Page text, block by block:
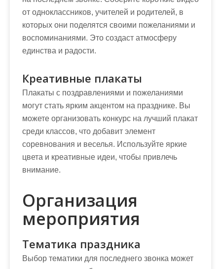
от одноклассников, учителей и родителей, в
которых они поделятся своими пожеланиями и
воспоминаниями. Это создаст атмосферу
единства и радости.
Креативные плакаты
Плакаты с поздравлениями и пожеланиями
могут стать ярким акцентом на празднике. Вы
можете организовать конкурс на лучший плакат
среди классов, что добавит элемент
соревнования и веселья. Используйте яркие
цвета и креативные идеи, чтобы привлечь
внимание.
Организация
мероприятия
Тематика праздника
Выбор тематики для последнего звонка может